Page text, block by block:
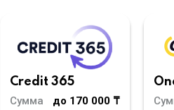
Credit 365
Сумма
до 170 000 ₸